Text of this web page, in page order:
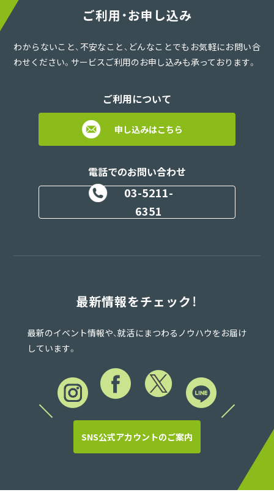
ご利用・お申し込み
わからないこと、不安なこと、どんなことでもお気軽にお問い合
わせください。サービスご利用のお申し込みも承っております。
ご利用について
申し込みはこちら
電話でのお問い合わせ
03-5211-
6351
最新情報をチェック！
最新のイベント情報や、就活にまつわるノウハウをお届け
しています。
SNS公式アカウントのご案内